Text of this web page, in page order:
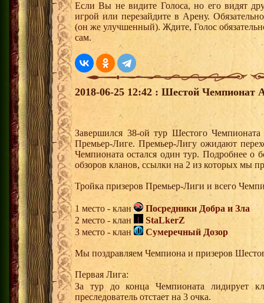
Если Вы не видите Голоса, но его видят
игрой или перезайдите в Арену.
(он же улучшенный). Ждите, Голос
сам.
2018-06-25 12:42 : Шестой Чемпионат
Завершился 38-ой тур Шестого
Премьер-Лиге. Премьер-Лигу ожидают
Чемпионата остался один тур. Подробнее о
обзоров кланов, ссылки на 2 из которых мы
Тройка призеров Премьер-Лиги и всего
1 место - клан
Посредники Добра и Зла
2 место - клан
StaLkerZ
3 место - клан
Сумеречный Дозор
Мы поздравляем Чемпиона и призеров
Первая Лига:
За тур до конца Чемпионата лидирует
преследователь отстает на 3 очка.